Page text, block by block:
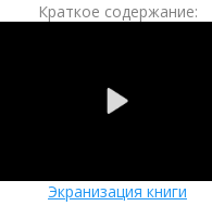
Краткое содержание:
Экранизация книги